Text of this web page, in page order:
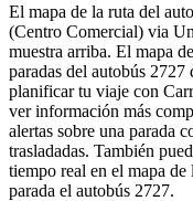
El mapa de la ruta del
(Centro Comercial) via
muestra arriba. El mapa
paradas del autobús
planificar tu viaje con
ver información más
alertas sobre una parada
trasladadas. También
tiempo real en el mapa de
parada el autobús 2727.